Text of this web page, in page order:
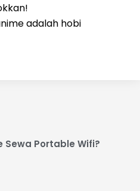
adalah hobi
Sewa Portable Wifi?